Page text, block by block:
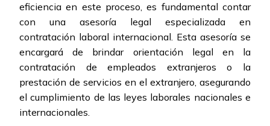
eficiencia en este proceso, es fundamental contar
con una asesoría legal especializada en
contratación laboral internacional. Esta asesoría se
encargará de brindar orientación legal en la
contratación de empleados extranjeros o la
prestación de servicios en el extranjero, asegurando
el cumplimiento de las leyes laborales nacionales e
internacionales.